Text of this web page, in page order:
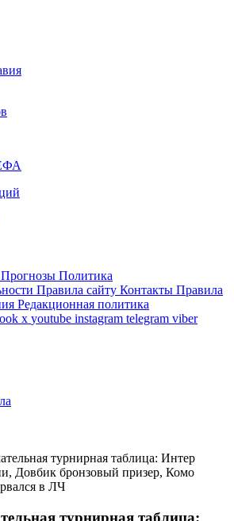
Прогнозы Политика
Правила сайту Контакты Правила
Редакционная политика
x youtube instagram telegram viber
турнирная таблица: Интер
Довбик бронзовый призер, Комо
в ЛЧ
турнирная таблица: